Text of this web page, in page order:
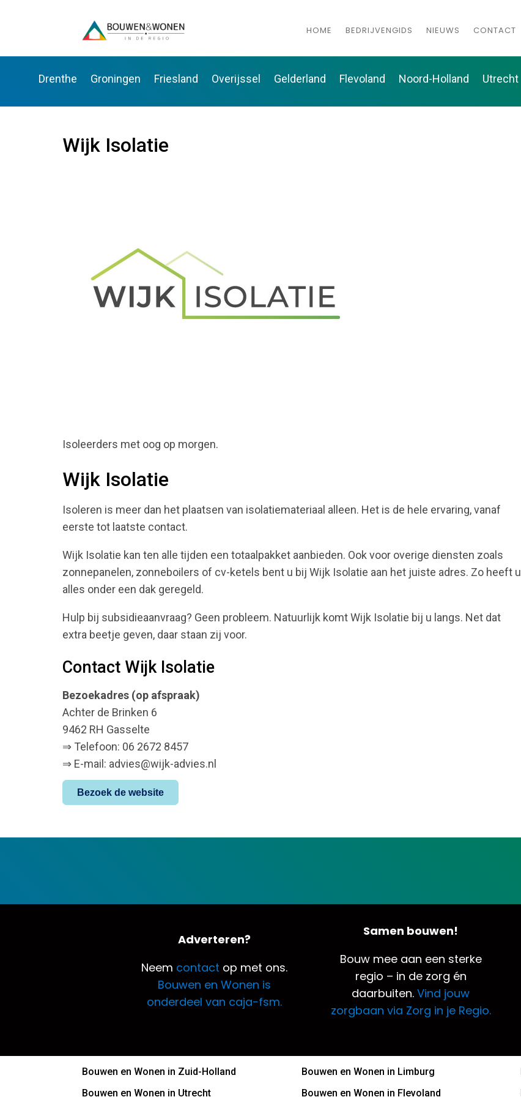
HOME BEDRIJVENGIDS NIEUWS CONTACT
Drenthe Groningen Friesland Overijssel Gelderland Flevoland Noord-Holland Utrecht
Wijk Isolatie
Isoleerders met oog op morgen.
Wijk Isolatie
Isoleren is meer dan het plaatsen van isolatiemateriaal alleen. Het is de hele ervaring, vanaf
eerste tot laatste contact.
Wijk Isolatie kan ten alle tijden een totaalpakket aanbieden. Ook voor overige diensten zoals
zonnepanelen, zonneboilers of cv-ketels bent u bij Wijk Isolatie aan het juiste adres. Zo heeft u
alles onder een dak geregeld.
Hulp bij subsidieaanvraag? Geen probleem. Natuurlijk komt Wijk Isolatie bij u langs. Net dat
extra beetje geven, daar staan zij voor.
Contact Wijk Isolatie
Bezoekadres (op afspraak)
Achter de Brinken 6
9462 RH Gasselte
⇒ Telefoon: 06 2672 8457
⇒ E-mail: advies@wijk-advies.nl
Bezoek de website
Adverteren?
Neem contact op met ons.
Bouwen en Wonen is
onderdeel van caja-fsm.
Samen bouwen!
Bouw mee aan een sterke
regio – in de zorg én
daarbuiten.Vind jouw
zorgbaan via Zorg in je Regio.
Bouwen en Wonen in Zuid-Holland
Bouwen en Wonen in Utrecht
Bouwen en Wonen in Limburg
Bouwen en Wonen in Flevoland